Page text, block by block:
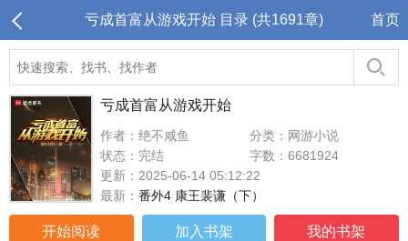
亏成首富从游戏开始 目录 (共1691章) 首页
亏成首富从游戏开始
作者：绝不咸鱼
分类：网游小说
状态：完结
字数：6681924
更新：2025-06-14 05:12:22
最新： 番外4 康王裴谦（下）
开始阅读 加入书架 我的书架